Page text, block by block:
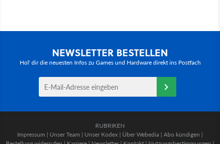
NEWSLETTER BESTELLEN
Hol' dir die neuesten Infos zu Games und Hardware direkt ins Postfach
RUBRIKEN
Impressum | Unser Team | Unser Kodex | Über Webedia | Abo kündigen |